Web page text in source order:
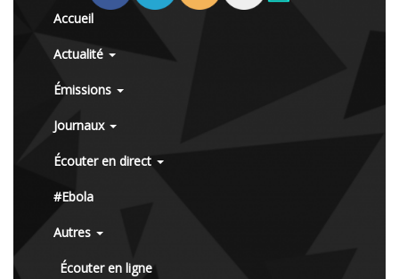
Accueil
Actualité
Émissions
Journaux
Écouter en direct
#Ebola
Autres
Écouter en ligne